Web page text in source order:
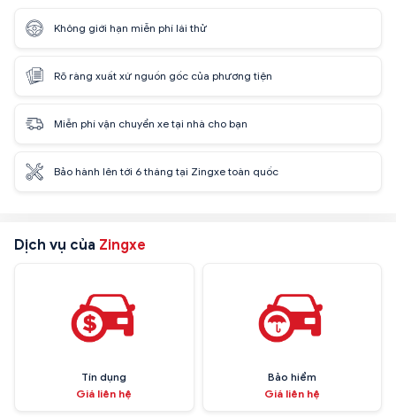
Không giới hạn miễn phí lái thử
Rõ ràng xuất xứ nguồn gốc của phương tiện
Miễn phí vận chuyển xe tại nhà cho bạn
Bảo hành lên tới 6 tháng tại Zingxe toàn quốc
Dịch vụ của Zingxe
Tín dụng
Giá liên hệ
Bảo hiểm
Giá liên hệ